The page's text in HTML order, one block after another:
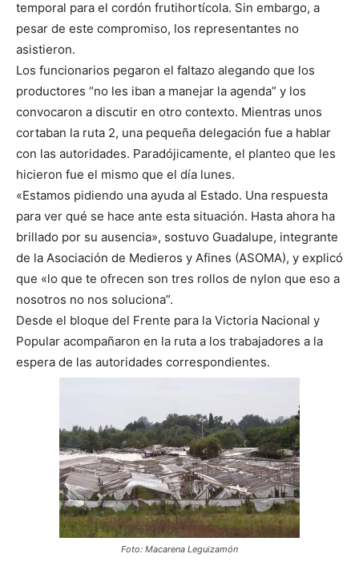
temporal para el cordón frutihortícola. Sin embargo, a
pesar de este compromiso, los representantes no
asistieron.
Los funcionarios pegaron el faltazo alegando que los
productores “no les iban a manejar la agenda” y los
convocaron a discutir en otro contexto. Mientras unos
cortaban la ruta 2, una pequeña delegación fue a hablar
con las autoridades. Paradójicamente, el planteo que les
hicieron fue el mismo que el día lunes.
«Estamos pidiendo una ayuda al Estado. Una respuesta
para ver qué se hace ante esta situación. Hasta ahora ha
brillado por su ausencia», sostuvo Guadalupe, integrante
de la Asociación de Medieros y Afines (ASOMA), y explicó
que «lo que te ofrecen son tres rollos de nylon que eso a
nosotros no nos soluciona”.
Desde el bloque del Frente para la Victoria Nacional y
Popular acompañaron en la ruta a los trabajadores a la
espera de las autoridades correspondientes.
Foto: Macarena Leguizamón